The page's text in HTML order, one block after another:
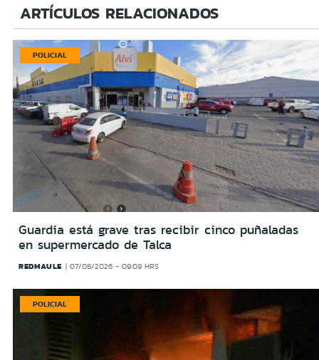
ARTÍCULOS RELACIONADOS
POLICIAL
Guardia está grave tras recibir cinco puñaladas
en supermercado de Talca
REDMAULE 07/08/2026 - 09:09 HRS
POLICIAL